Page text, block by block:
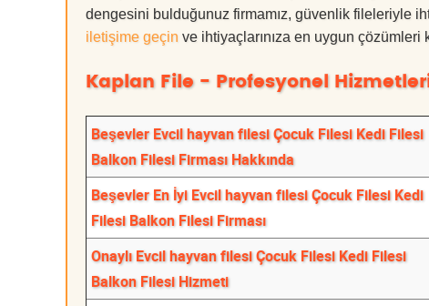
dengesini bulduğunuz firmamız, güvenlik fileleriyle
iletişime geçin ve ihtiyaçlarınıza en uygun çözümleri
Kaplan File - Profesyonel
Beşevler Evcil hayvan filesi Çocuk Filesi Kedi Filesi
Balkon Filesi Firması Hakkında
Beşevler En İyi Evcil hayvan filesi Çocuk Filesi Kedi
Filesi Balkon Filesi Firması
Onaylı Evcil hayvan filesi Çocuk Filesi Kedi Filesi
Balkon Filesi Hizmeti